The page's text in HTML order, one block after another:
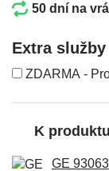
50 dní na
Extra služby
ZDARMA -
K
GE